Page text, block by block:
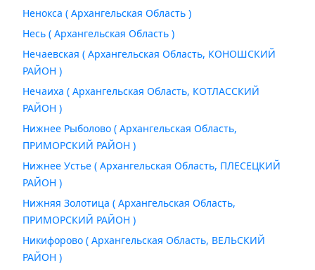
Ненокса ( Архангельская Область )
Несь ( Архангельская Область )
Нечаевская ( Архангельская Область, КОНОШСКИЙ
РАЙОН )
Нечаиха ( Архангельская Область, КОТЛАССКИЙ
РАЙОН )
Нижнее Рыболово ( Архангельская Область,
ПРИМОРСКИЙ РАЙОН )
Нижнее Устье ( Архангельская Область, ПЛЕСЕЦКИЙ
РАЙОН )
Нижняя Золотица ( Архангельская Область,
ПРИМОРСКИЙ РАЙОН )
Никифорово ( Архангельская Область, ВЕЛЬСКИЙ
РАЙОН )